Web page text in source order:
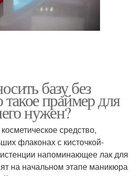
базу без
праймер для
нужен?
средство,
флаконах с кисточкой-
напоминающее лак для
на начальном этапе маникюра